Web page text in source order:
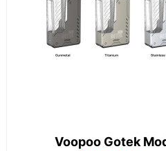
Voopoo Gotek